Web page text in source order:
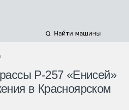
Найти машины
Р-257 «Енисей»
в Красноярском